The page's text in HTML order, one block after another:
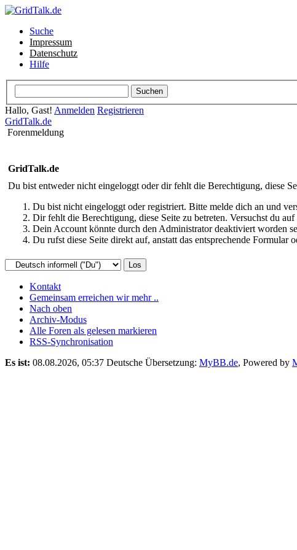
Suche
Impressum
Datenschutz
Hilfe
Hallo, Gast! Anmelden Registrieren
GridTalk.de
Forenmeldung
GridTalk.de
Du bist entweder nicht eingeloggt oder dir fehlt die Berechtigung, diese
Du bist nicht eingeloggt oder registriert. Bitte melde dich an und
Dir fehlt die Berechtigung, diese Seite zu betreten. Versuchst du
Dein Account könnte durch den Administrator deaktiviert worden
Du rufst diese Seite direkt auf, anstatt das entsprechende Formular
Kontakt
Gemeinsam erreichen wir mehr ..
Nach oben
Archiv-Modus
Alle Foren als gelesen markieren
RSS-Synchronisation
Es ist: 08.08.2026, 05:37 Deutsche Übersetzung: MyBB.de, Powered by